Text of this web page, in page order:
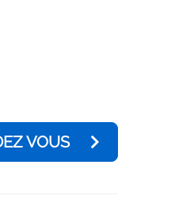
VOUS